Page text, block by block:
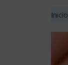
Inicio